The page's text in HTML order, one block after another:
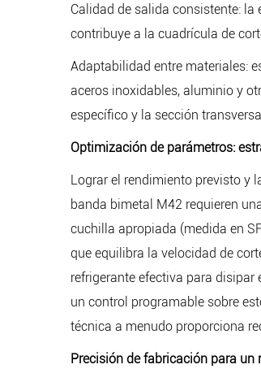
Calidad de salida consistente:
contribuye a la cuadrícula de
Adaptabilidad entre materiales:
aceros inoxidables, aluminio y
específico y la sección transversal.
Optimización de parámetros:
Lograr el rendimiento previsto y
banda bimetal M42 requieren
cuchilla apropiada (medida en
que equilibra la velocidad de
refrigerante efectiva para disipar
un control programable sobre
técnica a menudo proporciona
Precisión de fabricación para un